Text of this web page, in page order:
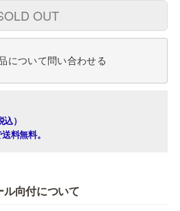
OUT
について問い合わせる
）
料無料。
ル向付について